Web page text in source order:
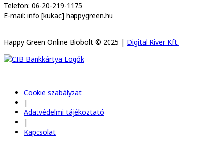
Telefon: 06-20-219-1175
E-mail: info [kukac] happygreen.hu
Happy Green Online Biobolt © 2025 | Digital River Kft.
Cookie szabályzat
|
Adatvédelmi tájékoztató
|
Kapcsolat